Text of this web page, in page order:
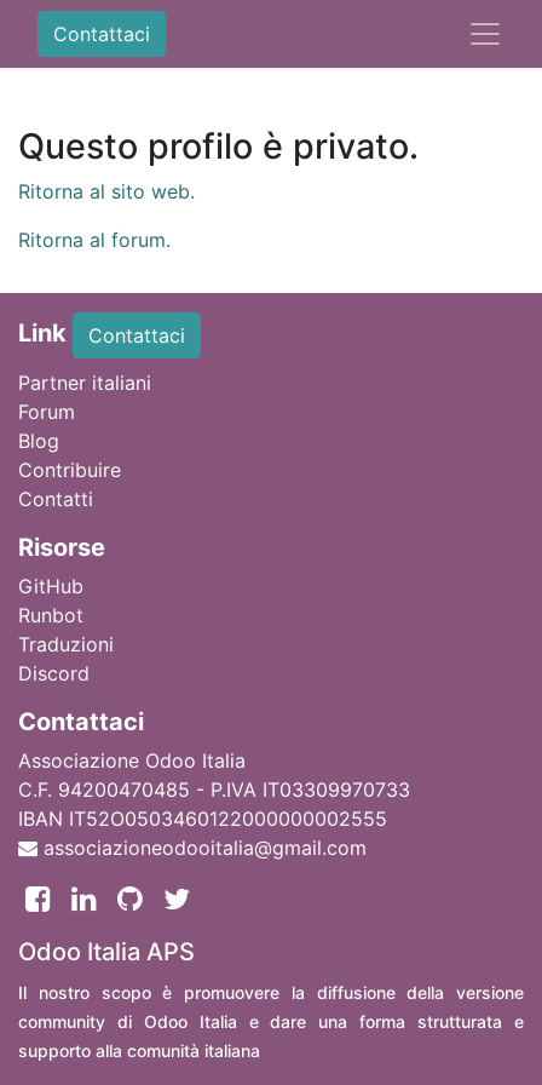
Contattaci
Questo profilo è privato.
Ritorna al sito web.
Ritorna al forum.
Link
Contattaci
Partner italiani
Forum
Blog
Contribuire
Contatti
Risorse
GitHub
Runbot
Traduzioni
Discord
Contattaci
Associazione Odoo Italia
C.F. 94200470485 - P.IVA IT03309970733
IBAN IT52O0503460122000000002555
associazioneodooitalia@gmail.com
Odoo Italia APS
Il nostro scopo è promuovere la diffusione della versione
community di Odoo Italia e dare una forma strutturata e
supporto alla comunità italiana